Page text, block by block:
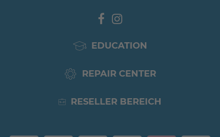
EDUCATION
REPAIR CENTER
RESELLER BEREICH